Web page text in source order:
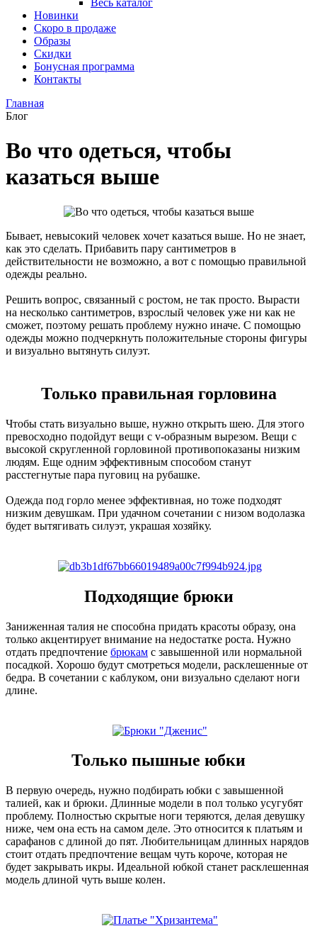
Весь каталог
Новинки
Скоро в продаже
Образы
Скидки
Бонусная программа
Контакты
Главная
Блог
Во что одеться, чтобы
казаться выше
Бывает, невысокий человек хочет казаться выше. Но не знает,
как это сделать. Прибавить пару сантиметров в
действительности не возможно, а вот с помощью правильной
одежды реально.
Решить вопрос, связанный с ростом, не так просто. Вырасти
на несколько сантиметров, взрослый человек уже ни как не
сможет, поэтому решать проблему нужно иначе. С помощью
одежды можно подчеркнуть положительные стороны фигуры
и визуально вытянуть силуэт.
Только правильная горловина
Чтобы стать визуально выше, нужно открыть шею. Для этого
превосходно подойдут вещи с v-образным вырезом. Вещи с
высокой скругленной горловиной противопоказаны низким
людям. Еще одним эффективным способом станут
расстегнутые пара пуговиц на рубашке.
Одежда под горло менее эффективная, но тоже подходят
низким девушкам. При удачном сочетании с низом водолазка
будет вытягивать силуэт, украшая хозяйку.
Подходящие брюки
Заниженная талия не способна придать красоты образу, она
только акцентирует внимание на недостатке роста. Нужно
отдать предпочтение брюкам с завышенной или нормальной
посадкой. Хорошо будут смотреться модели, расклешенные от
бедра. В сочетании с каблуком, они визуально сделают ноги
длине.
Только пышные юбки
В первую очередь, нужно подбирать юбки с завышенной
талией, как и брюки. Длинные модели в пол только усугубят
проблему. Полностью скрытые ноги теряются, делая девушку
ниже, чем она есть на самом деле. Это относится к платьям и
сарафанов с длиной до пят. Любительницам длинных нарядов
стоит отдать предпочтение вещам чуть короче, которая не
будет закрывать икры. Идеальной юбкой станет расклешенная
модель длиной чуть выше колен.